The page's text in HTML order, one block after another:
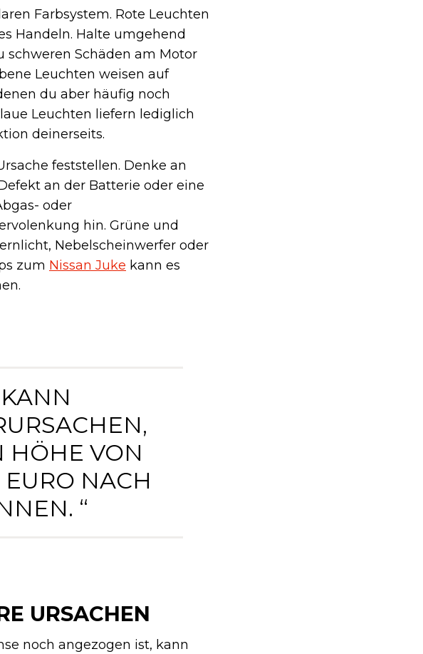
Farbsystem. Rote Leuchten
Handeln. Halte umgehend
schweren Schäden am Motor
Leuchten weisen auf
du aber häufig noch
Leuchten liefern lediglich
deinerseits.
feststellen. Denke an
an der Batterie oder eine
oder
hin. Grüne und
Nebelscheinwerfer oder
zum Nissan Juke kann es
HÖHE VON
NACH
“
URSACHEN
noch angezogen ist, kann